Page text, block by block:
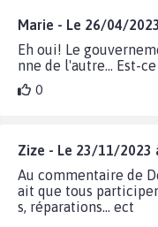
Marie - Le 26/04/
Eh oui! Le
nne de l'autre... Est-
0
Zize - Le 23/11/2023
Au commentaire de
ait que tous
s, réparations… ect